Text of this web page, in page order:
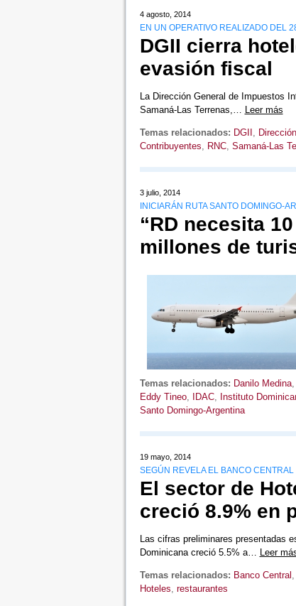
4 agosto, 2014
EN UN OPERATIVO REALIZADO DEL
DGII cierra
evasión fiscal
La Dirección General de Impuestos
Samaná-Las Terrenas,… Leer más
Temas relacionados: DGII ,
Contribuyentes, RNC, Samaná-Las
3 julio, 2014
INICIARÁN RUTA SANTO DOMINGO-
“RD necesita
millones de
Temas relacionados: Danilo Medina,
Eddy Tineo, IDAC, Instituto
Santo Domingo-Argentina
19 mayo, 2014
SEGÚN REVELA EL BANCO
El sector de
creció 8.9% en
Las cifras preliminares presentadas
Dominicana creció 5.5% a… Leer
Temas relacionados: Banco Central ,
Hoteles, restaurantes